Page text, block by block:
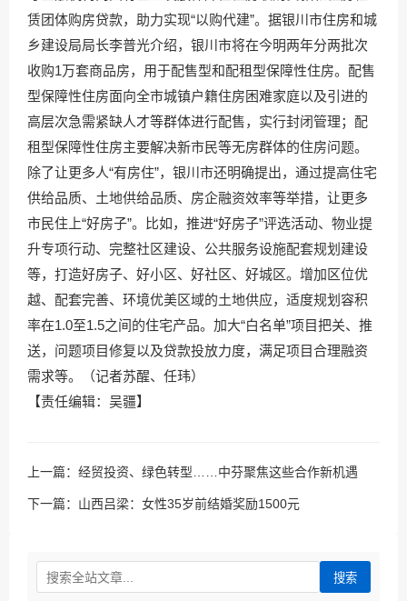
赁团体购房贷款，助力实现“以购代建”。据银川市住房和城
乡建设局局长李普光介绍，银川市将在今明两年分两批次
收购1万套商品房，用于配售型和配租型保障性住房。配售
型保障性住房面向全市城镇户籍住房困难家庭以及引进的
高层次急需紧缺人才等群体进行配售，实行封闭管理；配
租型保障性住房主要解决新市民等无房群体的住房问题。
除了让更多人“有房住”，银川市还明确提出，通过提高住宅
供给品质、土地供给品质、房企融资效率等举措，让更多
市民住上“好房子”。比如，推进“好房子”评选活动、物业提
升专项行动、完整社区建设、公共服务设施配套规划建设
等，打造好房子、好小区、好社区、好城区。增加区位优
越、配套完善、环境优美区域的土地供应，适度规划容积
率在1.0至1.5之间的住宅产品。加大“白名单”项目把关、推
送，问题项目修复以及贷款投放力度，满足项目合理融资
需求等。（记者苏醒、任玮）
【责任编辑：吴疆】
上一篇： 经贸投资、绿色转型……中芬聚焦这些合作新机遇
下一篇： 山西吕梁：女性35岁前结婚奖励1500元
搜索